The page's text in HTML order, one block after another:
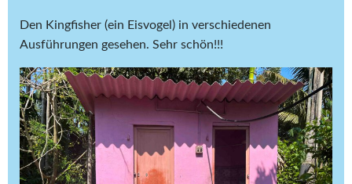
Den Kingfisher (ein Eisvogel) in verschiedenen
Ausführungen gesehen. Sehr schön!!!